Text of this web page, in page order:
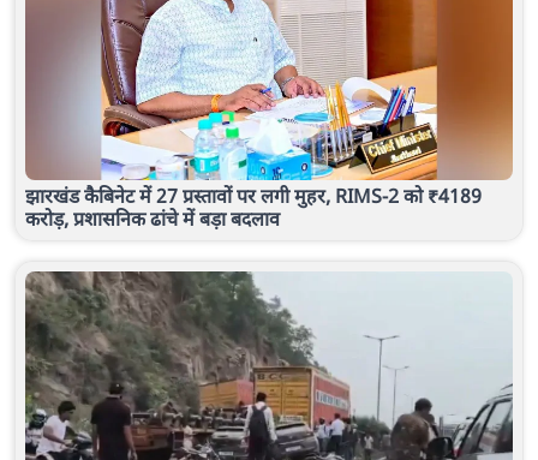
झारखंड कैबिनेट में 27 प्रस्तावों पर लगी मुहर, RIMS-2 को ₹4189
करोड़, प्रशासनिक ढांचे में बड़ा बदलाव